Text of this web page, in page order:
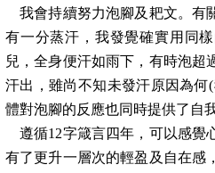
我會持續努力泡腳及耙文。有
有一分蒸汗，我發覺確實用同
兒，全身便汗如雨下，有時泡超
汗出，雖尚不知未發汗原因為
體對泡腳的反應也同時提供了自
遵循12字箴言四年，可以感覺
有了更升一層次的輕盈及自在感